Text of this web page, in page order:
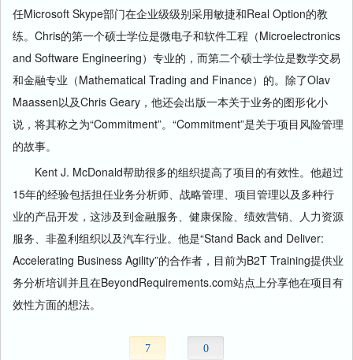
任Microsoft Skype部门在企业级级别采用敏捷和Real Option的教
练。Chris的第一个硕士学位是微电子和软件工程（Microelectronics
and Software Engineering）专业的，而第二个硕士学位是数学交易
和金融专业（Mathematical Trading and Finance）的。除了Olav
Maassen以及Chris Geary，他还会出版一本关于业务的图形化小
说，将其称之为“Commitment”。“Commitment”是关于项目风险管理
的故事。
Kent J. McDonald帮助很多的组织提高了项目的有效性。他超过
15年的经验包括担任业务分析师、战略管理、项目管理以及多种行
业的产品开发，这涉及到金融服务、健康保险、绩效营销、人力资源
服务、非盈利组织以及汽车行业。他是“Stand Back and Deliver:
Accelerating Business Agility”的合作者，目前为B2T Training提供业
务分析培训并且在BeyondRequirements.com站点上分享他在项目有
效性方面的想法。
7 0